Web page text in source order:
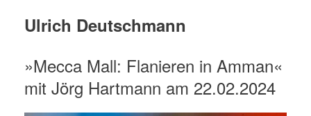
Ulrich Deutschmann
»Mecca Mall: Flanieren in Amman«
mit Jörg Hartmann am 22.02.2024